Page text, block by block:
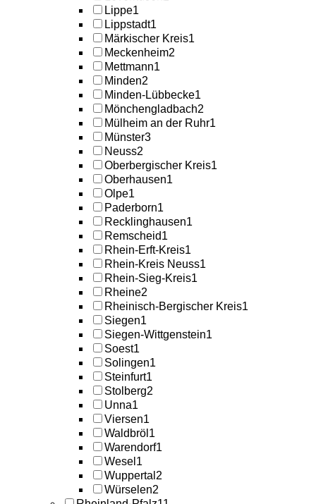
Lippe1
Lippstadt1
Märkischer Kreis1
Meckenheim2
Mettmann1
Minden2
Minden-Lübbecke1
Mönchengladbach2
Mülheim an der Ruhr1
Münster3
Neuss2
Oberbergischer Kreis1
Oberhausen1
Olpe1
Paderborn1
Recklinghausen1
Remscheid1
Rhein-Erft-Kreis1
Rhein-Kreis Neuss1
Rhein-Sieg-Kreis1
Rheine2
Rheinisch-Bergischer Kreis1
Siegen1
Siegen-Wittgenstein1
Soest1
Solingen1
Steinfurt1
Stolberg2
Unna1
Viersen1
Waldbröl 1
Warendorf1
Wesel 1
Wuppertal 2
Würselen2